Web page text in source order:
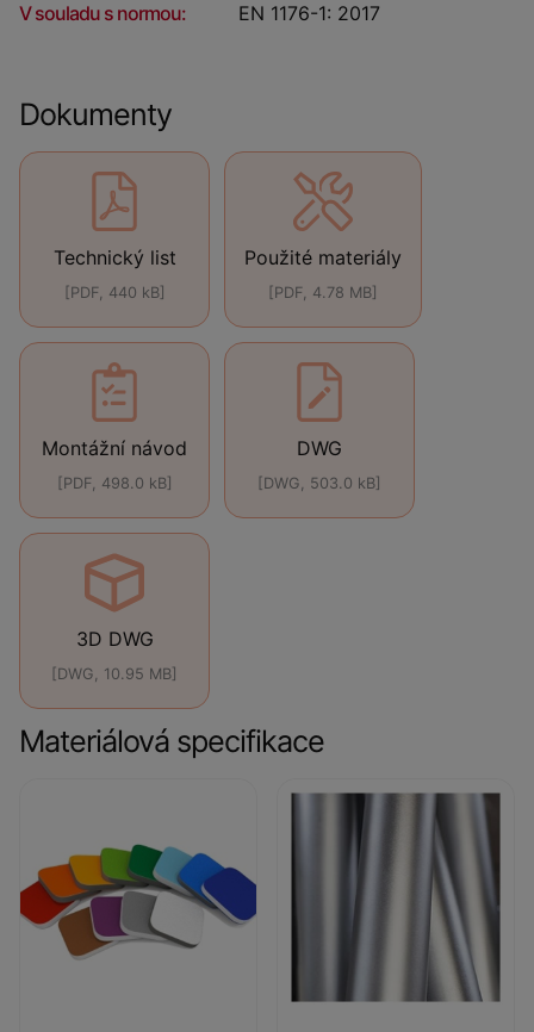
V souladu s normou: EN 1176-1: 2017
Dokumenty
Technický list
[PDF, 440 kB]
Použité materiály
[PDF, 4.78 MB]
Montážní návod
[PDF, 498.0 kB]
DWG
[DWG, 503.0 kB]
3D DWG
[DWG, 10.95 MB]
Materiálová specifikace